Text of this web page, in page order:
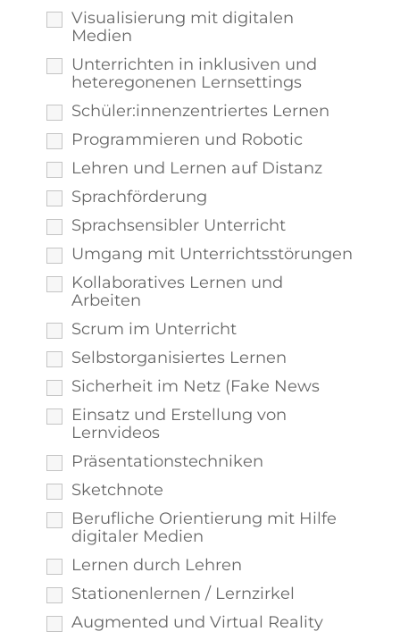
Visualisierung mit digitalen
Medien
Unterrichten in inklusiven und
heteregonenen Lernsettings
Schüler:innenzentriertes Lernen
Programmieren und Robotic
Lehren und Lernen auf Distanz
Sprachförderung
Sprachsensibler Unterricht
Umgang mit Unterrichtsstörungen
Kollaboratives Lernen und
Arbeiten
Scrum im Unterricht
Selbstorganisiertes Lernen
Sicherheit im Netz (Fake News
Einsatz und Erstellung von
Lernvideos
Präsentationstechniken
Sketchnote
Berufliche Orientierung mit Hilfe
digitaler Medien
Lernen durch Lehren
Stationenlernen / Lernzirkel
Augmented und Virtual Reality